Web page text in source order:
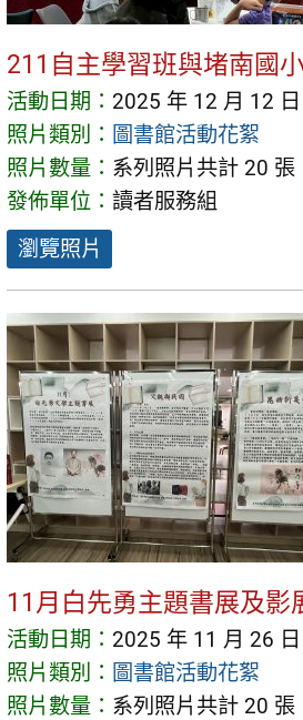
211自主學習班與堵南國
活動日期： 2025 年 12 月 12 日
照片類別： 圖書館活動花絮
照片數量： 系列照片共計 20 張
發佈單位： 讀者服務組
瀏覽照片
11月白先勇主題書展及影
活動日期： 2025 年 11 月 26 日
照片類別： 圖書館活動花絮
照片數量： 系列照片共計 20 張